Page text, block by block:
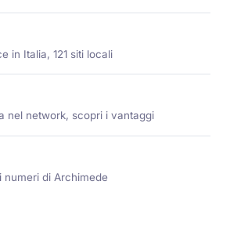
in Italia, 121 siti locali
nel network, scopri i vantaggi
numeri di Archimede